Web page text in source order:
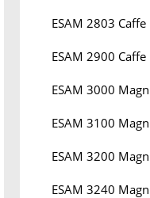
ESAM 2803 Caffe
ESAM 2900
ESAM 3000
ESAM 3100
ESAM 3200
ESAM 3240